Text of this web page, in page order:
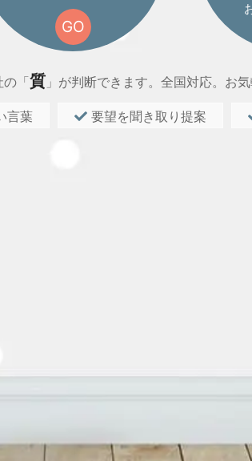
GO
「質」が判断できます。全国対応。お気
言葉 要望を聞き取り提案